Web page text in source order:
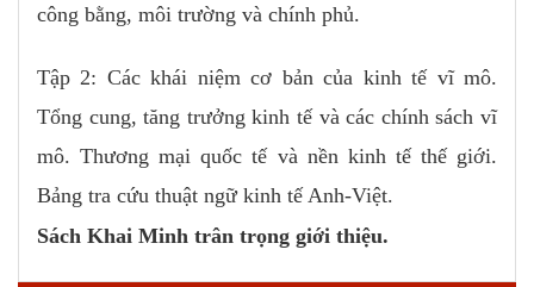
công bằng, môi trường và chính phủ.
Tập 2: Các khái niệm cơ bản của kinh tế vĩ mô.
Tổng cung, tăng trưởng kinh tế và các chính sách vĩ
mô. Thương mại quốc tế và nền kinh tế thế giới.
Bảng tra cứu thuật ngữ kinh tế Anh-Việt.
Sách Khai Minh trân trọng giới thiệu.